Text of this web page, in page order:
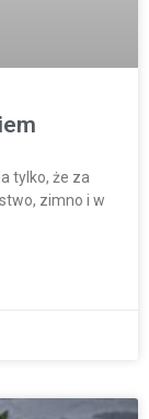
tylko, że za
zimno i w